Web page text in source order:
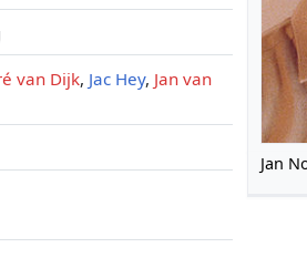
Jan
van Dijk, Jac Hey, Jan van